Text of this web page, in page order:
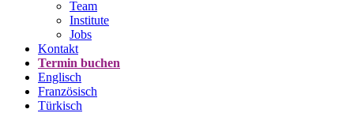
Team
Institute
Jobs
Kontakt
Termin buchen
Englisch
Französisch
Türkisch